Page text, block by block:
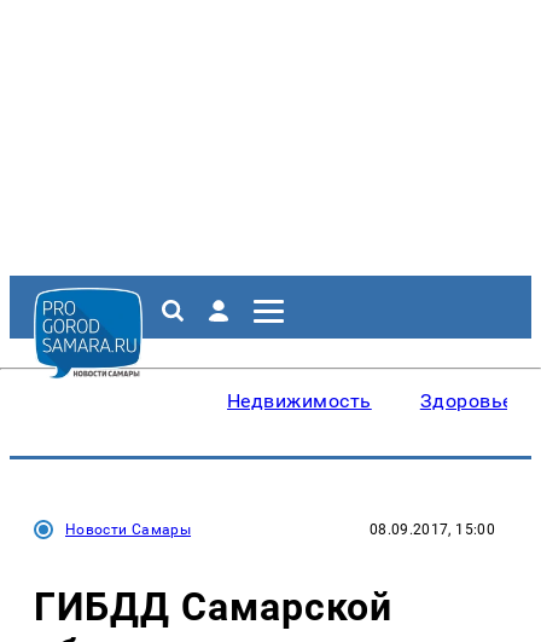
Недвижимость Здоровье
Новости Самары 08.09.2017, 15:00
ГИБДД Самарской